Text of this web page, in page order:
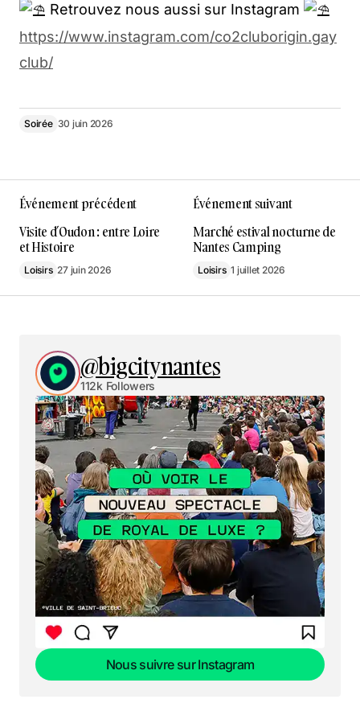
Retrouvez nous aussi sur Instagram
https://www.instagram.com/co2cluborigin.gay
club/
Soirée 30 juin 2026
Événement précédent
Visite d’Oudon : entre Loire
et Histoire
Loisirs 27 juin 2026
Événement suivant
Marché estival nocturne de
Nantes Camping
Loisirs 1 juillet 2026
@bigcitynantes
112k Followers
Nous suivre sur Instagram